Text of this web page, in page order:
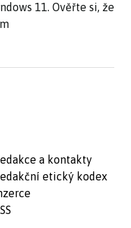
11. Ověřte si, že
a kontakty
etický kodex